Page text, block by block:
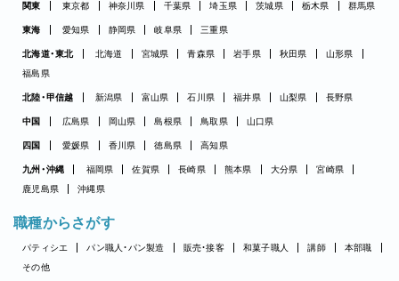
関東 東京都 神奈川県 千葉県 埼玉県 茨城県 栃木県 群馬県
東海 愛知県 静岡県 岐阜県 三重県
北海道・東北 北海道 宮城県 青森県 岩手県 秋田県
山形県
福島県
北陸・甲信越 新潟県 富山県 石川県 福井県 山梨県 長野県
中国 広島県 岡山県 島根県 鳥取県 山口県
四国 愛媛県 香川県 徳島県 高知県
九州・沖縄 福岡県 佐賀県 長崎県 熊本県 大分県
宮崎県
鹿児島県
沖縄県
職種からさがす
パティシエ パン職人・パン製造 販売・接客 和菓子職人 講師
本部職
その他